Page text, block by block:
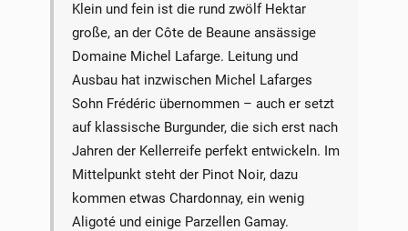
Klein und fein ist die rund zwölf Hektar
große, an der Côte de Beaune ansässige
Domaine Michel Lafarge. Leitung und
Ausbau hat inzwischen Michel Lafarges
Sohn Frédéric übernommen – auch er setzt
auf klassische Burgunder, die sich erst nach
Jahren der Kellerreife perfekt entwickeln. Im
Mittelpunkt steht der Pinot Noir, dazu
kommen etwas Chardonnay, ein wenig
Aligoté und einige Parzellen Gamay.